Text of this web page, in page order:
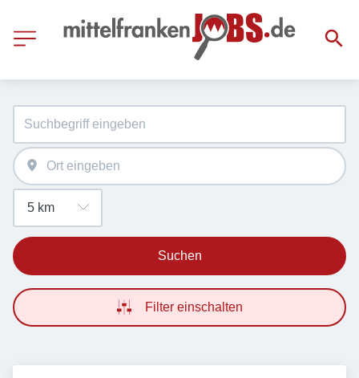
Suchen
Filter einschalten